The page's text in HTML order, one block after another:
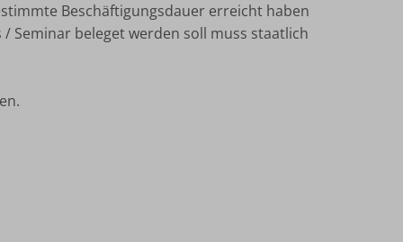
Beschäftigungsdauer erreicht haben
Seminar beleget werden soll muss staatlich